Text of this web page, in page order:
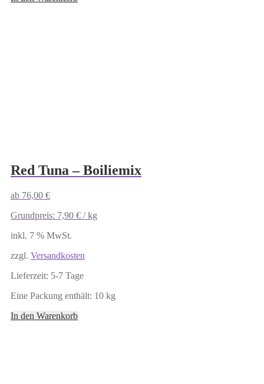
Red Tuna – Boiliemix
ab 76,00 €
Grundpreis: 7,90 € /kg
inkl. 7 % MwSt.
zzgl. Versandkosten
Lieferzeit: 5-7 Tage
Eine Packung enthält: 10 kg
In den Warenkorb